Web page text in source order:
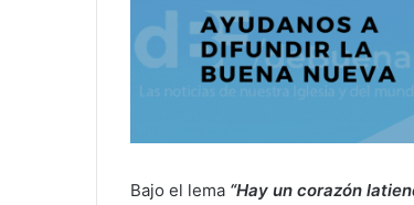
Bajo el lema “Hay un corazón